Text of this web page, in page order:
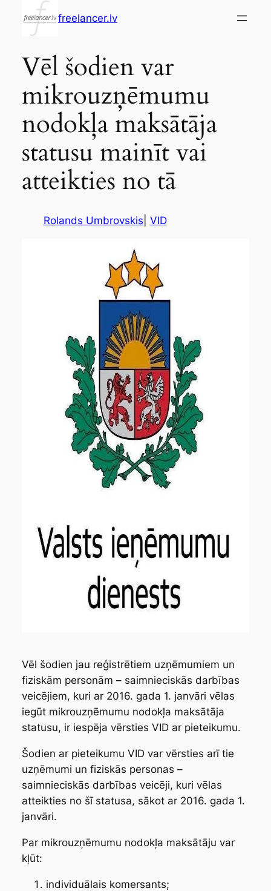
content
freelancer.lv
Vēl šodien var
mikrouzņēmumu
nodokļa maksātāja
statusu mainīt vai
atteikties no tā
Rolands Umbrovskis VID
Vēl šodien jau reģistrētiem uzņēmumiem un
fiziskām personām – saimnieciskās darbības
veicējiem, kuri ar 2016. gada 1. janvāri vēlas
iegūt mikrouzņēmumu nodokļa maksātāja
statusu, ir iespēja vērsties VID ar pieteikumu.
Šodien ar pieteikumu VID var vērsties arī tie
uzņēmumi un fiziskās personas –
saimnieciskās darbības veicēji, kuri vēlas
atteikties no šī statusa, sākot ar 2016. gada 1.
janvāri.
Par mikrouzņēmumu nodokļa maksātāju var
kļūt:
individuālais komersants;